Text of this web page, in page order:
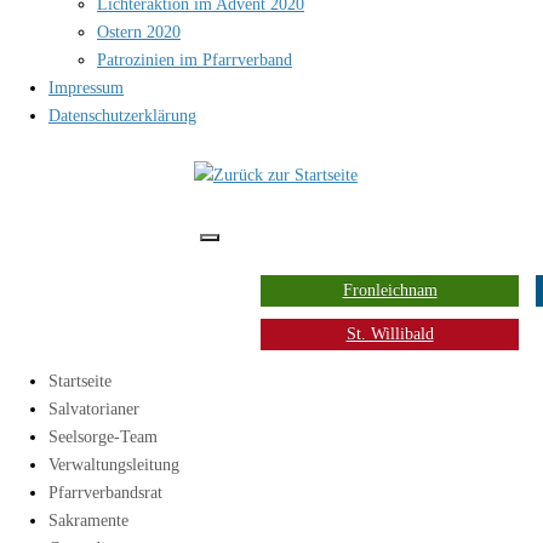
Lichteraktion im Advent 2020
Ostern 2020
Patrozinien im Pfarrverband
Impressum
Datenschutzerklärung
Fronleichnam
St. Willibald
Startseite
Salvatorianer
Seelsorge-Team
Verwaltungsleitung
Pfarrverbandsrat
Sakramente